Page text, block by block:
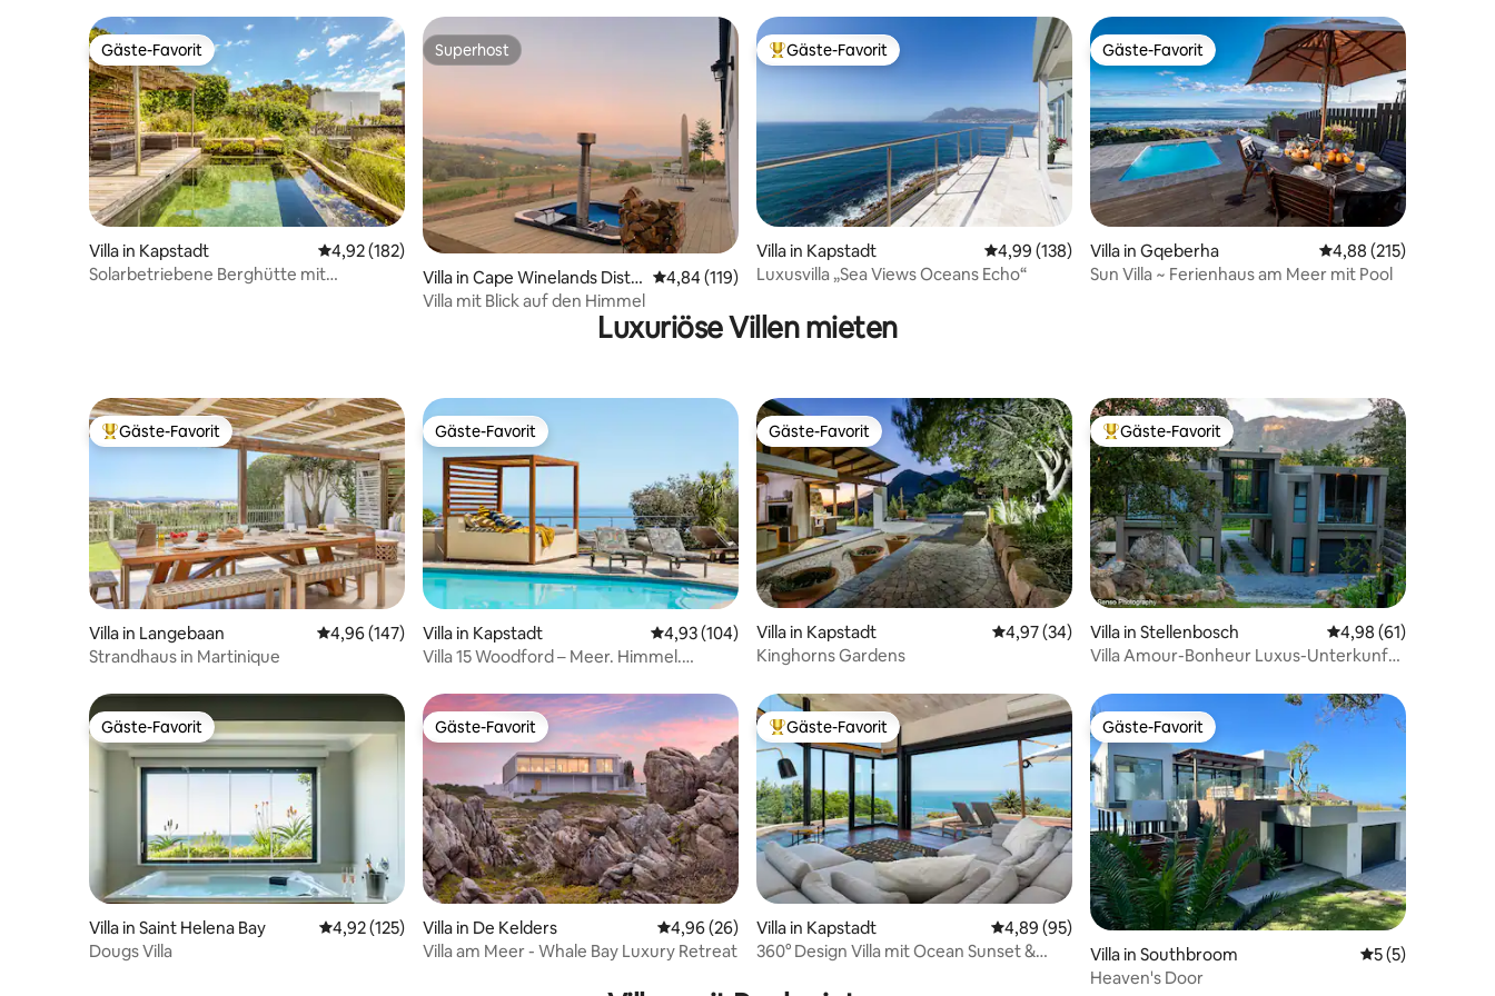
Gäste-Favorit
Gäste-Favorit
Villa in Kapstadt Durchschnittliche Bewertung: 4,92 von 5, 182 Bewertungen
4,92 (182)
Solarbetriebene Berghütte mit
Superhost
Superhost
Villa in Cape Winelands Distri
ct Municipality
Durchschnittliche Bewertung: 4,84 von 5, 119 Bewertungen
4,84 (119)
Villa mit Blick auf den Himmel
Beliebter Gäste-Favorit.
Gäste-Favorit
Villa in Kapstadt Durchschnittliche Bewertung: 4,99 von 5, 138 Bewertungen
4,99 (138)
Luxusvilla „Sea Views Oceans Echo“
Gäste-Favorit
Gäste-Favorit
Villa in Gqeberha Durchschnittliche
4,88 (215)
Sun Villa ~ Ferienhaus am Meer mit Pool
Luxuriöse Villen mieten
Beliebter Gäste-Favorit.
Gäste-Favorit
Villa in Langebaan Durchschnittliche Bewertung: 4,96 von 5, 147 Bewertungen
4,96 (147)
Strandhaus in Martinique
Gäste-Favorit
Gäste-Favorit
Villa in Kapstadt Durchschnittliche Bewertung: 4,93 von 5, 104 Bewertungen
4,93 (104)
Villa 15 Woodford – Meer. Himmel.
Gäste-Favorit
Gäste-Favorit
Villa in Kapstadt Durchschnittliche Bewertung: 4,97 von 5, 34 Bewertungen
4,97 (34)
Kinghorns Gardens
Beliebter Gäste-Favorit.
Gäste-Favorit
Villa in Stellenbosch Durchschnittliche
4,98 (61)
Villa Amour-Bonheur Luxus-Unterkunft
Gäste-Favorit
Gäste-Favorit
Villa in Saint Helena Bay Durchschnittliche Bewertung: 4,92 von 5, 125 Bewertungen
4,92 (125)
Dougs Villa
Gäste-Favorit
Gäste-Favorit
Villa in De Kelders Durchschnittliche Bewertung: 4,96 von 5, 26 Bewertungen
4,96 (26)
Villa am Meer - Whale Bay Luxury Retreat
Beliebter Gäste-Favorit.
Gäste-Favorit
Villa in Kapstadt Durchschnittliche Bewertung: 4,89 von 5, 95 Bewertungen
4,89 (95)
360° Design Villa mit Ocean Sunset &
Gäste-Favorit
Gäste-Favorit
Villa in Southbroom
5 (5)
Heaven's Door